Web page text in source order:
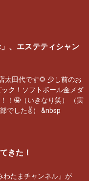
」、エステティシャン
太田代です🌻 少し前のお
ク！ソフトボール金メダ
！🤩（いきなり笑） （実
でした✌） &nbsp
きた！
わたまチャンネル』が